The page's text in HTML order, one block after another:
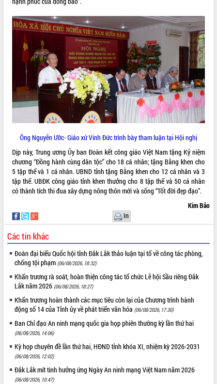
Ông Nguyễn Ước- Giáo xứ Vinh Đức trình bày tham luận tại Hội nghị
Dịp này, Trung ương Ủy ban Đoàn kết công giáo Việt Nam tặng Kỷ niệm
chương “Đồng hành cùng dân tộc” cho 18 cá nhân; tặng Bằng khen cho
5 tập thể và 1 cá nhân. UBND tỉnh tặng Bằng khen cho 12 cá nhân và 3
tập thể. UBĐK công giáo tỉnh khen thưởng cho 8 tập thể và 50 cá nhân
có thành tích thi đua xây dựng nông thôn mới và sống “Tốt đời đẹp đạo”.
Kim Bảo
In
Các tin khác
Đoàn đại biểu Quốc hội tỉnh Đắk Lắk thảo luận tại tổ về công tác phòng,
chống tội phạm (06/08/2026, 18:32)
Khẩn trương rà soát, hoàn thiện công tác tổ chức Lễ hội Sầu riêng Đắk
Lắk năm 2026 (06/08/2026, 18:27)
Khẩn trương hoàn thành các mục tiêu còn lại của Chương trình hành
động số 14 của Tỉnh ủy về phát triển văn hóa (06/08/2026, 17:30)
Ban Chỉ đạo An ninh mạng quốc gia họp phiên thường kỳ lần thứ hai
(06/08/2026, 14:06)
Kỳ họp chuyên đề lần thứ hai, HĐND tỉnh khóa XI, nhiệm kỳ 2026-2031
(06/08/2026, 12:02)
Đắk Lắk mít tinh hưởng ứng Ngày An ninh mạng Việt Nam năm 2026
(06/08/2026, 10:47)